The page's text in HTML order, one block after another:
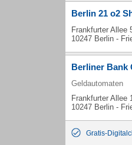
Berlin 21 o2
Frankfurter Allee
10247 Berlin -
Berliner Bank
Geldautomaten
Frankfurter Allee
10247 Berlin -
Gratis-